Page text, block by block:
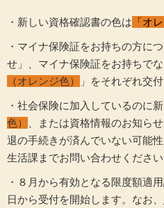
・新しい資格確認書の色は 「オ
・マイナ保険証をお持ちの方に
せ」、マイナ保険証をお持ちで
（オレンジ色）
」をそれぞれ交付
・社会保険に加入しているのに
色）
、または資格情報のお知ら
退の手続きが済んでいない可能
生活課までお問い合わせください
・８月から有効となる限度額適
日から受付を開始します。なお、